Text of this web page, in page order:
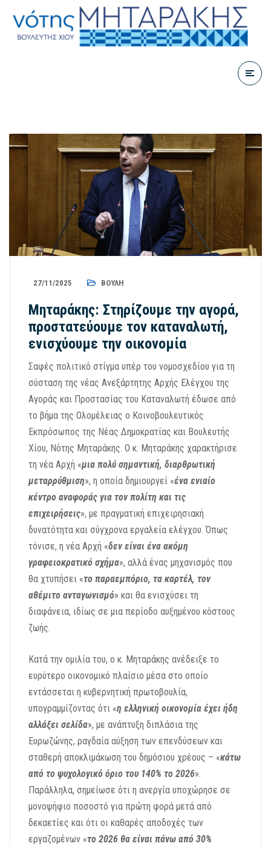
27/11/2025 ΒΟΥΛΉ
Μηταράκης: Στηρίζουμε την αγορά,
προστατεύουμε τον καταναλωτή,
ενισχύουμε την οικονομία
Σαφές πολιτικό στίγμα υπέρ του νομοσχεδίου για τη
σύσταση της νέας Ανεξάρτητης Αρχής Ελέγχου της
Αγοράς και Προστασίας του Καταναλωτή έδωσε από
το βήμα της Ολομέλειας ο Κοινοβουλευτικός
Εκπρόσωπος της Νέας Δημοκρατίας και Βουλευτής
Χίου, Νότης Μηταράκης. Ο κ. Μηταράκης χαρακτήρισε
τη νέα Αρχή «μια πολύ σημαντική, διαρθρωτική
μεταρρύθμιση», η οποία δημιουργεί «ένα ενιαίο
κέντρο αναφοράς για τον πολίτη και τις
επιχειρήσεις», με πραγματική επιχειρησιακή
δυνατότητα και σύγχρονα εργαλεία ελέγχου. Όπως
τόνισε, η νέα Αρχή «δεν είναι ένα ακόμη
γραφειοκρατικό σχήμα», αλλά ένας μηχανισμός που
θα χτυπήσει «το παραεμπόριο, τα καρτέλ, τον
αθέμιτο ανταγωνισμό» και θα ενισχύσει τη
διαφάνεια, ιδίως σε μια περίοδο αυξημένου κόστους
ζωής.
Κατά την ομιλία του, ο κ. Μηταράκης ανέδειξε το
ευρύτερο οικονομικό πλαίσιο μέσα στο οποίο
εντάσσεται η κυβερνητική πρωτοβουλία,
υπογραμμίζοντας ότι «η ελληνική οικονομία έχει ήδη
αλλάξει σελίδα», με ανάπτυξη διπλάσια της
Ευρωζώνης, ραγδαία αύξηση των επενδύσεων και
σταθερή αποκλιμάκωση του δημόσιου χρέους – «κάτω
από το ψυχολογικό όριο του 140% το 2026».
Παράλληλα, σημείωσε ότι η ανεργία υποχώρησε σε
μονοψήφιο ποσοστό για πρώτη φορά μετά από
δεκαετίες και ότι οι καθαρές αποδοχές των
εργαζομένων «το 2026 θα είναι πάνω από 30%